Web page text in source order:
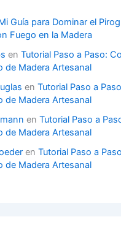
Guía para Dominar el
Fuego en la Madera
enTutorial Paso a Paso:
de Madera Artesanal
enTutorial Paso a
de Madera Artesanal
enTutorial Paso a
de Madera Artesanal
enTutorial Paso a
de Madera Artesanal